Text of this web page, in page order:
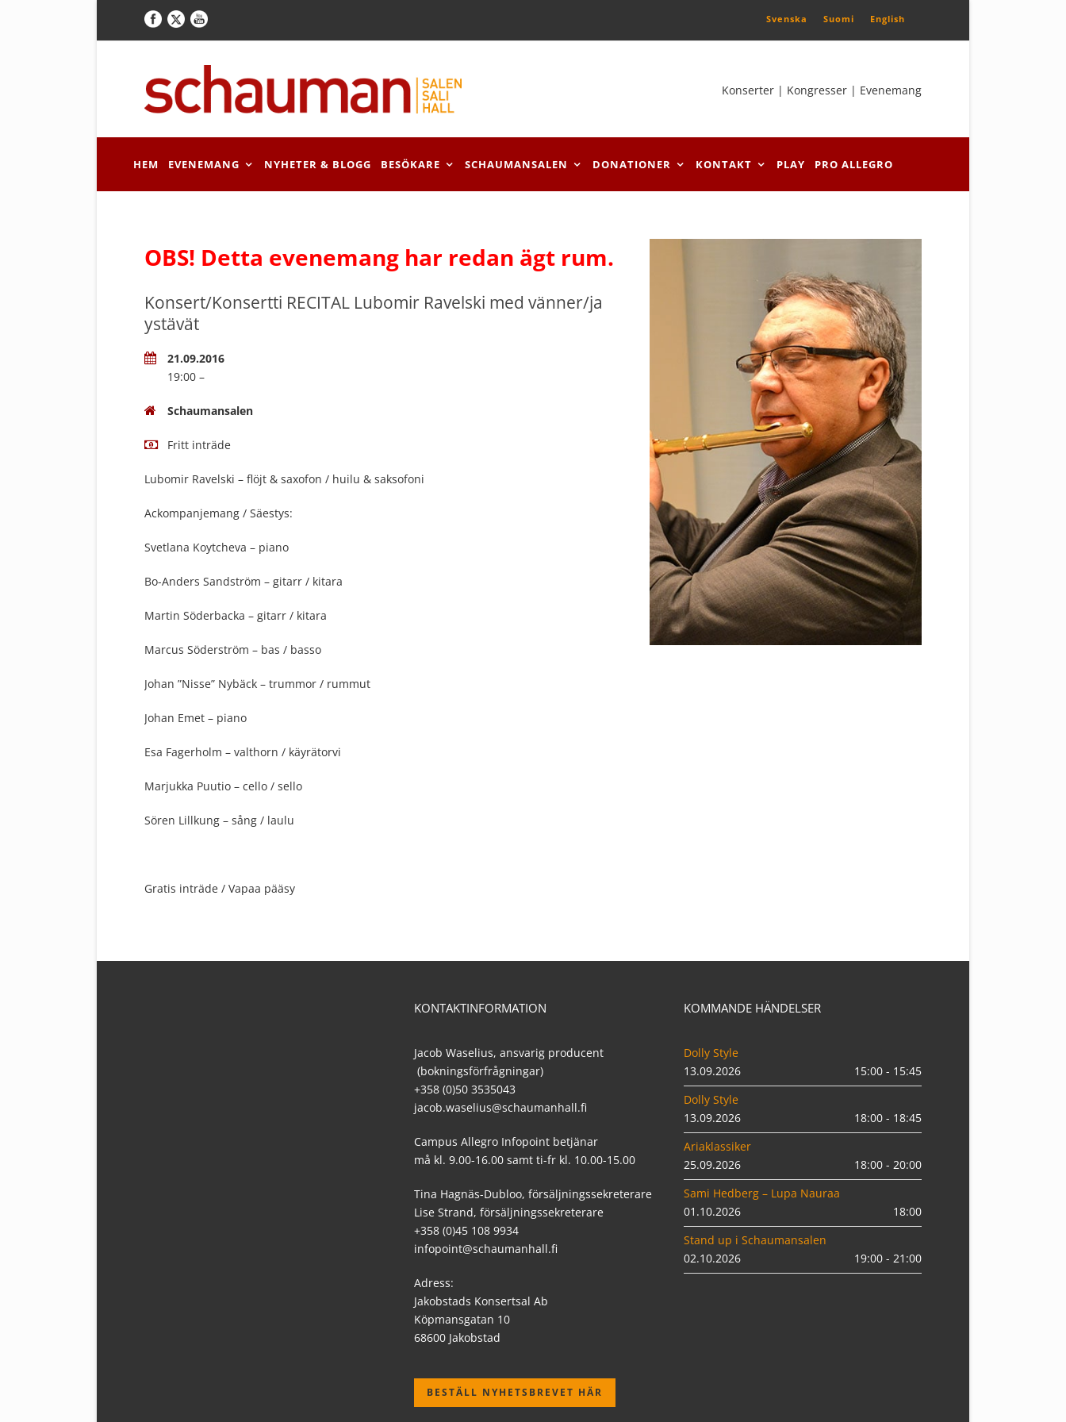
Svenska Suomi English
Konserter | Kongresser | Evenemang
HEM EVENEMANG NYHETER & BLOGG BESÖKARE SCHAUMANSALEN DONATIONER KONTAKT PLAY PRO ALLEGRO
OBS! Detta evenemang har redan ägt rum.
Konsert/Konsertti RECITAL Lubomir Ravelski med vänner/ja
ystävät
21.09.2016
19:00 –
Schaumansalen
Fritt inträde
Lubomir Ravelski – flöjt & saxofon / huilu & saksofoni
Ackompanjemang / Säestys:
Svetlana Koytcheva – piano
Bo-Anders Sandström – gitarr / kitara
Martin Söderbacka – gitarr / kitara
Marcus Söderström – bas / basso
Johan ”Nisse” Nybäck – trummor / rummut
Johan Emet – piano
Esa Fagerholm – valthorn / käyrätorvi
Marjukka Puutio – cello / sello
Sören Lillkung – sång / laulu
Gratis inträde / Vapaa pääsy
KONTAKTINFORMATION
Jacob Waselius, ansvarig producent
(bokningsförfrågningar)
+358 (0)50 3535043
jacob.waselius@schaumanhall.fi
Campus Allegro Infopoint betjänar
må kl. 9.00-16.00 samt ti-fr kl. 10.00-15.00
Tina Hagnäs-Dubloo, försäljningssekreterare
Lise Strand, försäljningssekreterare
+358 (0)45 108 9934
infopoint@schaumanhall.fi
Adress:
Jakobstads Konsertsal Ab
Köpmansgatan 10
68600 Jakobstad
BESTÄLL NYHETSBREVET HÄR
KOMMANDE HÄNDELSER
Dolly Style
13.09.2026
15:00 - 15:45
Dolly Style
13.09.2026
18:00 - 18:45
Ariaklassiker
25.09.2026
18:00 - 20:00
Sami Hedberg – Lupa Nauraa
01.10.2026
18:00
Stand up i Schaumansalen
02.10.2026
19:00 - 21:00